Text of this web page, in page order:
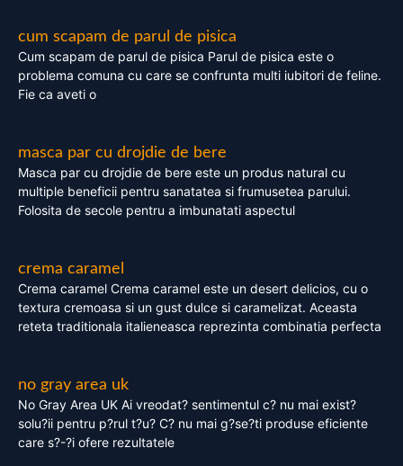
cum scapam de parul de pisica
Cum scapam de parul de pisica Parul de pisica este o
problema comuna cu care se confrunta multi iubitori de feline.
Fie ca aveti o
masca par cu drojdie de bere
Masca par cu drojdie de bere este un produs natural cu
multiple beneficii pentru sanatatea si frumusetea parului.
Folosita de secole pentru a imbunatati aspectul
crema caramel
Crema caramel Crema caramel este un desert delicios, cu o
textura cremoasa si un gust dulce si caramelizat. Aceasta
reteta traditionala italieneasca reprezinta combinatia perfecta
no gray area uk
No Gray Area UK Ai vreodat? sentimentul c? nu mai exist?
solu?ii pentru p?rul t?u? C? nu mai g?se?ti produse eficiente
care s?-?i ofere rezultatele